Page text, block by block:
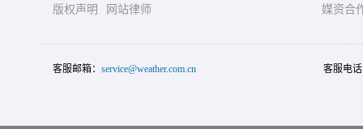
版权声明
网站律师
媒资合
客服邮箱： service@weather.com.cn 客服电